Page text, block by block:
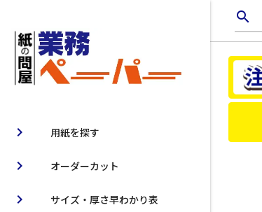
用紙を探す
chevron_right
オーダーカット
chevron_right
サイズ・厚さ早わかり表
chevron_right
search